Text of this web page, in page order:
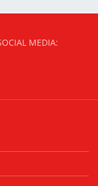
MEDIA: